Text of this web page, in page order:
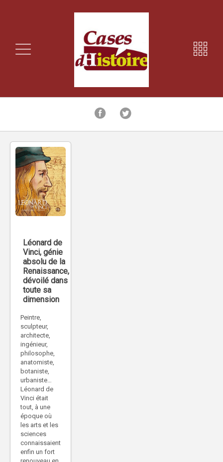
Léonard de
Vinci, génie
absolu de la
Renaissance,
dévoilé dans
toute sa
dimension
Peintre,
sculpteur,
architecte,
ingénieur,
philosophe,
anatomiste,
botaniste,
urbaniste…
Léonard de
Vinci était
tout, à une
époque où
les arts et les
sciences
connaissaient
enfin un fort